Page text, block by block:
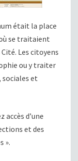
était la place
se traitaient
Les citoyens
ou y traiter
sociales et
accès d’une
et des
».